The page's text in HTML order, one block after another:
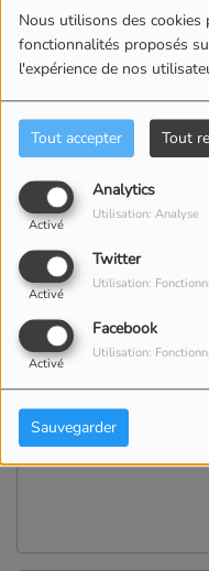
Nous utilisons des
fonctionnalités proposés
l'expérience de nos
Tout accepter Tout
Analytics
Activé
Utilisation: Analyse
Twitter
Activé
Utilisation:
Facebook
Activé
Utilisation:
Sauvegarder
Site Web
Sujet*
Message*